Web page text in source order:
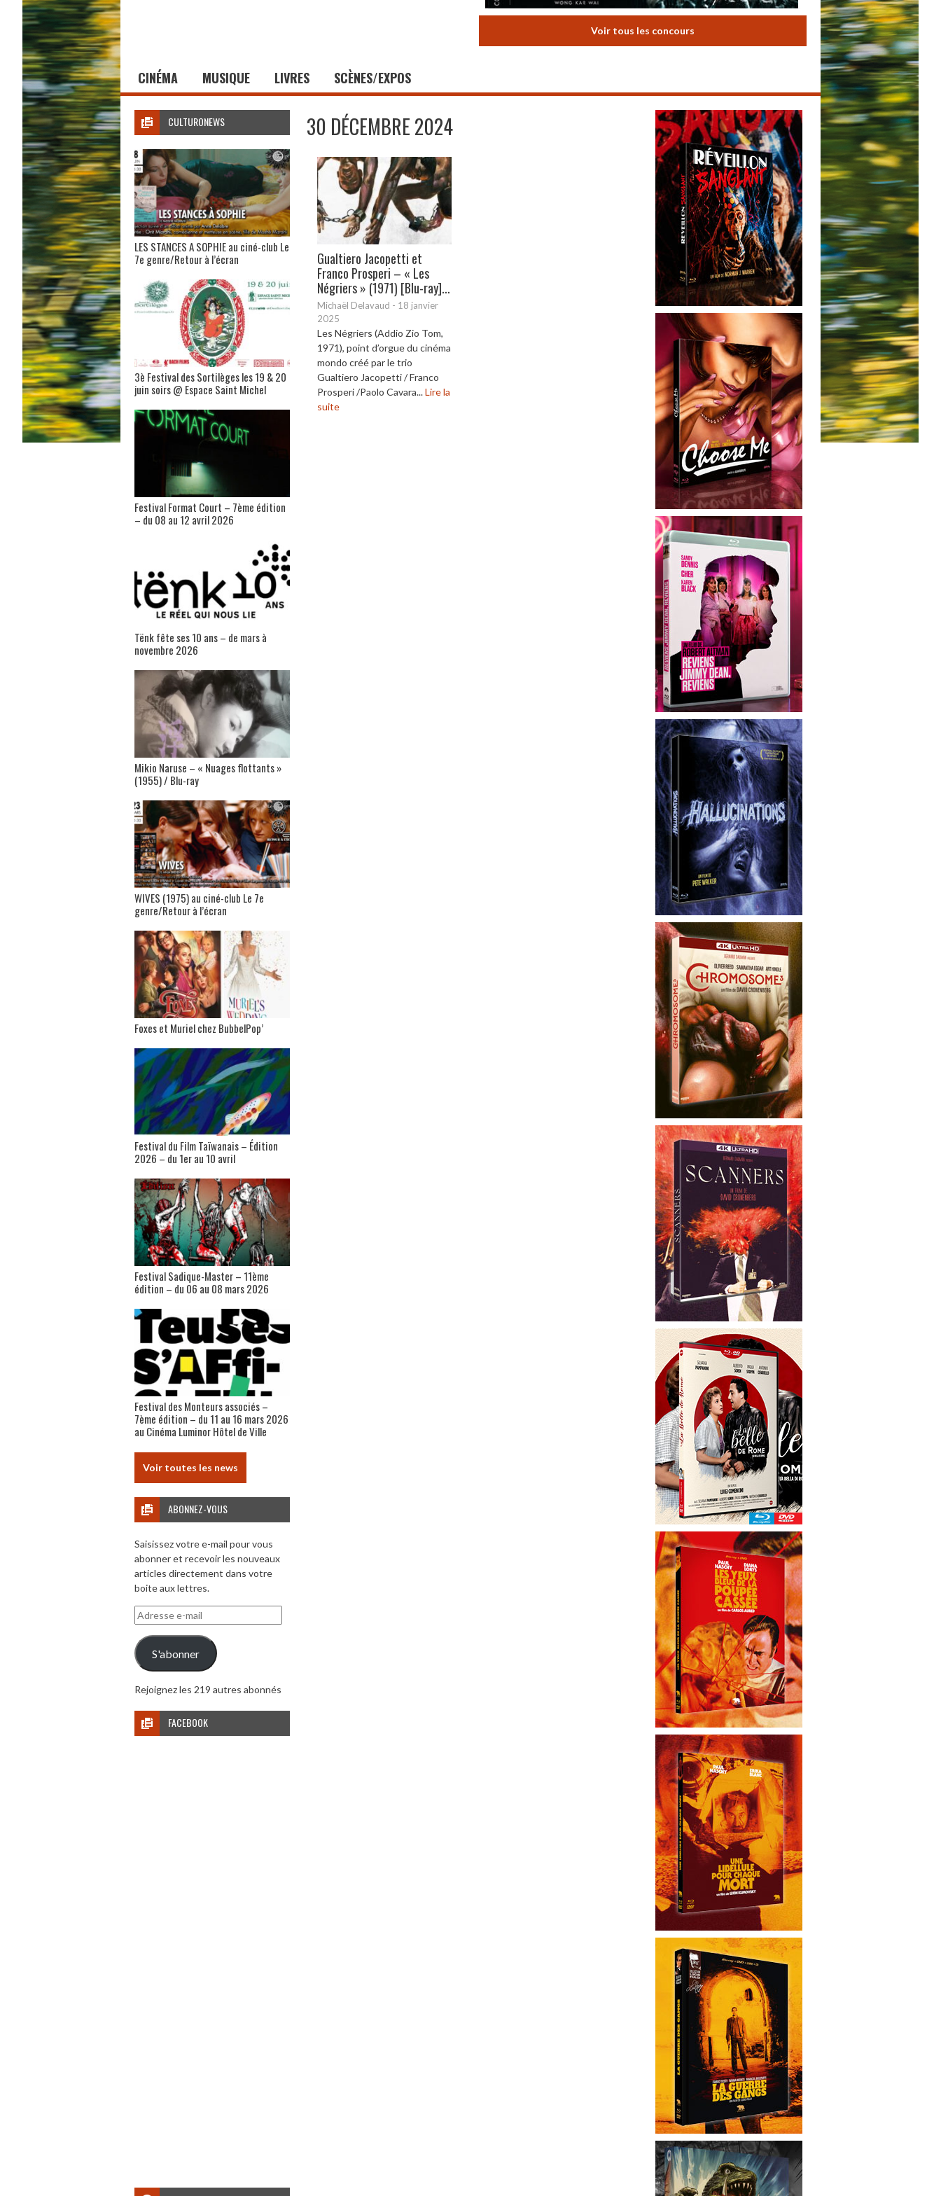
Voir tous les concours
CINÉMA MUSIQUE LIVRES SCÈNES/EXPOS
30 DÉCEMBRE 2024
Gualtiero Jacopetti et
Franco Prosperi – « Les
Négriers » (1971) [Blu-ray]...
Michaël Delavaud - 18 janvier
2025
Les Négriers (Addio Zio Tom,
1971), point d’orgue du cinéma
mondo créé par le trio
Gualtiero Jacopetti / Franco
Prosperi /Paolo Cavara...Lire la
suite
CULTURONEWS
LES STANCES A SOPHIE au ciné-club Le
7e genre/Retour à l’écran
3è Festival des Sortilèges les 19 & 20
juin soirs @ Espace Saint Michel
Festival Format Court – 7ème édition
– du 08 au 12 avril 2026
Tënk fête ses 10 ans – de mars à
novembre 2026
Mikio Naruse – « Nuages flottants »
(1955) / Blu-ray
WIVES (1975) au ciné-club Le 7e
genre/Retour à l’écran
Foxes et Muriel chez BubbelPop’
Festival du Film Taïwanais – Édition
2026 – du 1er au 10 avril
Festival Sadique-Master – 11ème
édition – du 06 au 08 mars 2026
Festival des Monteurs associés –
7ème édition – du 11 au 16 mars 2026
au Cinéma Luminor Hôtel de Ville
Voir toutes les news
ABONNEZ-VOUS
Saisissez votre e-mail pour vous
abonner et recevoir les nouveaux
articles directement dans votre
boite aux lettres.
Adresse
e-
mail
S'abonner
Rejoignez les 219 autres abonnés
FACEBOOK